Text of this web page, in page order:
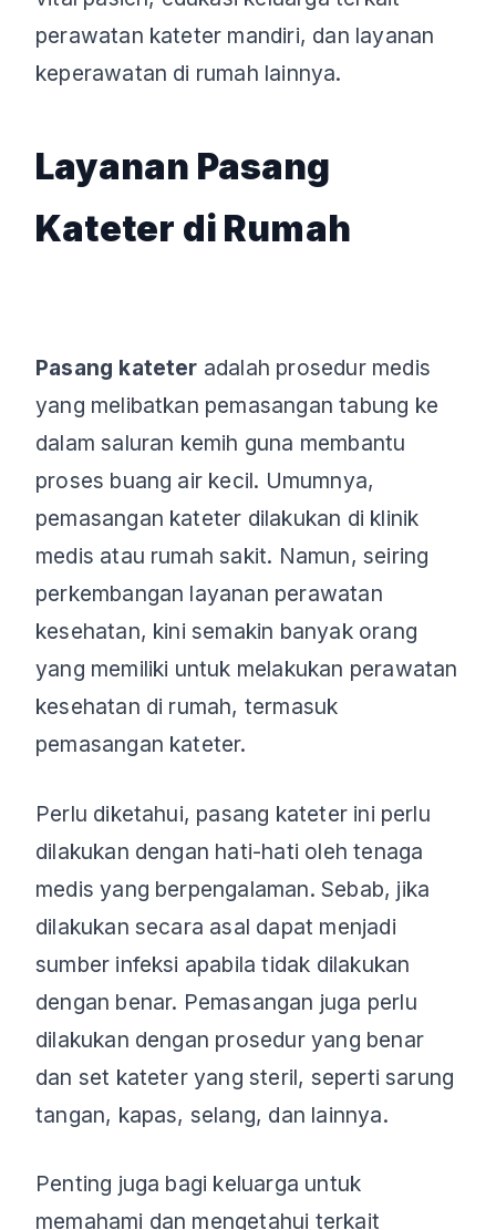
perawatan kateter mandiri, dan layanan
keperawatan di rumah lainnya.
Layanan Pasang
Kateter di Rumah
Pasang kateter adalah prosedur medis
yang melibatkan pemasangan tabung ke
dalam saluran kemih guna membantu
proses buang air kecil. Umumnya,
pemasangan kateter dilakukan di klinik
medis atau rumah sakit. Namun, seiring
perkembangan layanan perawatan
kesehatan, kini semakin banyak orang
yang memiliki untuk melakukan perawatan
kesehatan di rumah, termasuk
pemasangan kateter.
Perlu diketahui, pasang kateter ini perlu
dilakukan dengan hati-hati oleh tenaga
medis yang berpengalaman. Sebab, jika
dilakukan secara asal dapat menjadi
sumber infeksi apabila tidak dilakukan
dengan benar. Pemasangan juga perlu
dilakukan dengan prosedur yang benar
dan set kateter yang steril, seperti sarung
tangan, kapas, selang, dan lainnya.
Penting juga bagi keluarga untuk
memahami dan mengetahui terkait